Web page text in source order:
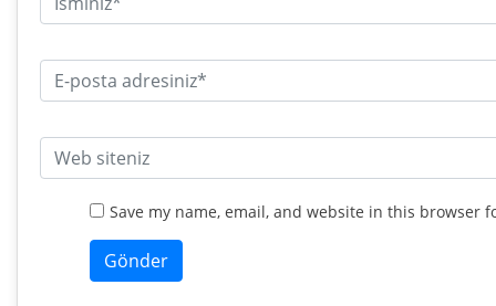
Save my name, email, and website in this browser